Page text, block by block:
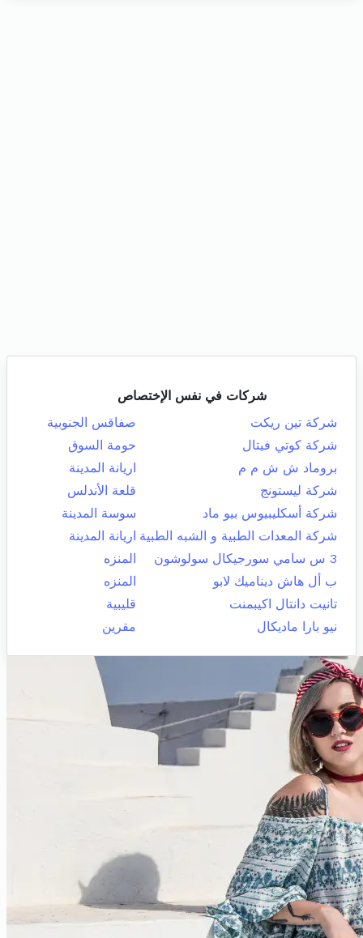
شركات في نفس الإختصاص
شركة تين ريكت
صفاقس الجنوبية
شركة كوتي فيتال
حومة السوق
بروماد ش ش م م
اريانة المدينة
شركة ليستونج
قلعة الأندلس
شركة أسكليبيوس بيو ماد
سوسة المدينة
شركة المعدات الطبية و الشبه الطبية اريانة المدينة
3 س سامي سورجيكال سولوشون
المنزه
ب أل هاش ديناميك لابو
المنزه
تانيت دانتال اكيبمنت
قليبية
نيو بارا ماديكال
مقرين